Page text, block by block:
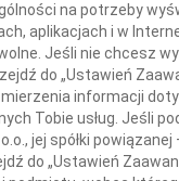
Zbigniew
Z dużym
Panu
Karolina
Z
Joanna
Z
na potrzeby
aplikacjach i w
Jeśli nie chcesz
do „Ustawień
informacji
Tobie usług. Jeśli
jej spółki powiązanej
do „Ustawień